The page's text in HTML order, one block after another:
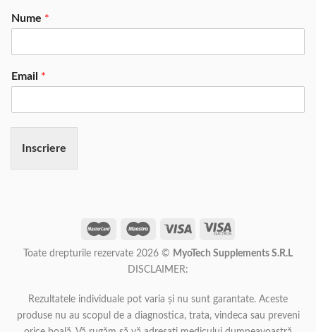
Nume *
Email *
Inscriere
Toate drepturile rezervate 2026 © MyoTech Supplements S.R.L
DISCLAIMER:
Rezultatele individuale pot varia și nu sunt garantate. Aceste
produse nu au scopul de a diagnostica, trata, vindeca sau preveni